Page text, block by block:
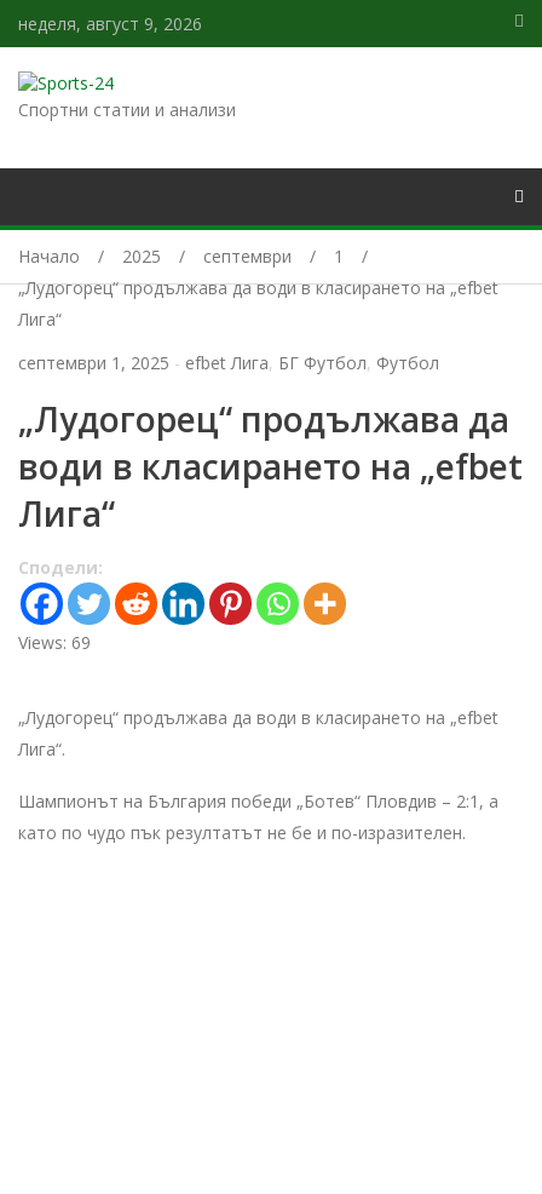
неделя, август 9, 2026
Спортни статии и анализи
Начало 2025 септември
1
„Лудогорец“ продължава да води в класирането на „efbet
Лига“
септември 1, 2025 - efbet Лига, БГ Футбол, Футбол
„Лудогорец“ продължава да
води в класирането на „efbet
Лига“
Сподели:
Views: 69
„Лудогорец“ продължава да води в класирането на „efbet
Лига“.
Шампионът на България победи „Ботев“ Пловдив – 2:1, а
като по чудо пък резултатът не бе и по-изразителен.